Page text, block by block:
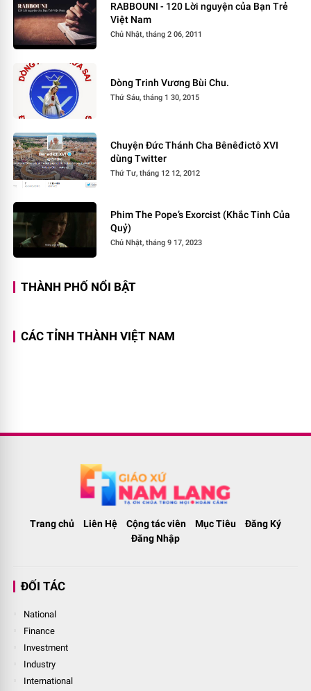
RABBOUNI - 120 Lời nguyện của Bạn Trẻ
Việt Nam
Chủ Nhật, tháng 2 06, 2011
Dòng Trinh Vương Bùi Chu.
Thứ Sáu, tháng 1 30, 2015
Chuyện Đức Thánh Cha Bênêđictô XVI
dùng Twitter
Thứ Tư, tháng 12 12, 2012
Phim The Pope’s Exorcist (Khắc Tinh Của
Quỷ)
Chủ Nhật, tháng 9 17, 2023
THÀNH PHỐ NỔI BẬT
CÁC TỈNH THÀNH VIỆT NAM
Trang chủ Liên Hệ Cộng tác viên Mục Tiêu
Đăng Ký
Đăng Nhập
ĐỐI TÁC
National
Finance
Investment
Industry
International